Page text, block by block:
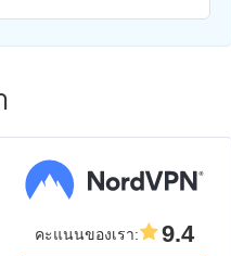
คะแนนของเรา: 9.4